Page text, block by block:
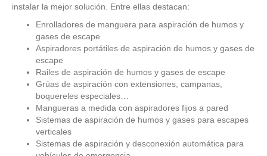
instalar la mejor solución. Entre ellas destacan:
Enrolladores de manguera para aspiración de humos y
gases de escape
Aspiradores portátiles de aspiración de humos y gases de
escape
Railes de aspiración de humos y gases de escape
Grúas de aspiración con extensiones, campanas,
boquereles especiales…
Mangueras a medida con aspiradores fijos a pared
Sistemas de aspiración de humos y gases para escapes
verticales
Sistemas de aspiración y desconexión automática para